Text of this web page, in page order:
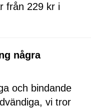
från 229 kr i
några
och bindande
vi tror